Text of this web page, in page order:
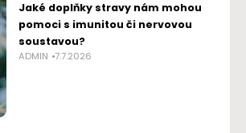
Jaké doplňky stravy nám mohou
pomoci s imunitou či nervovou
soustavou?
ADMIN 7.7.2026